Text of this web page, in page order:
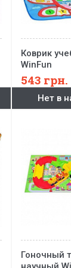
Коврик
WinFun
543 грн.
Нет в
Гоночный